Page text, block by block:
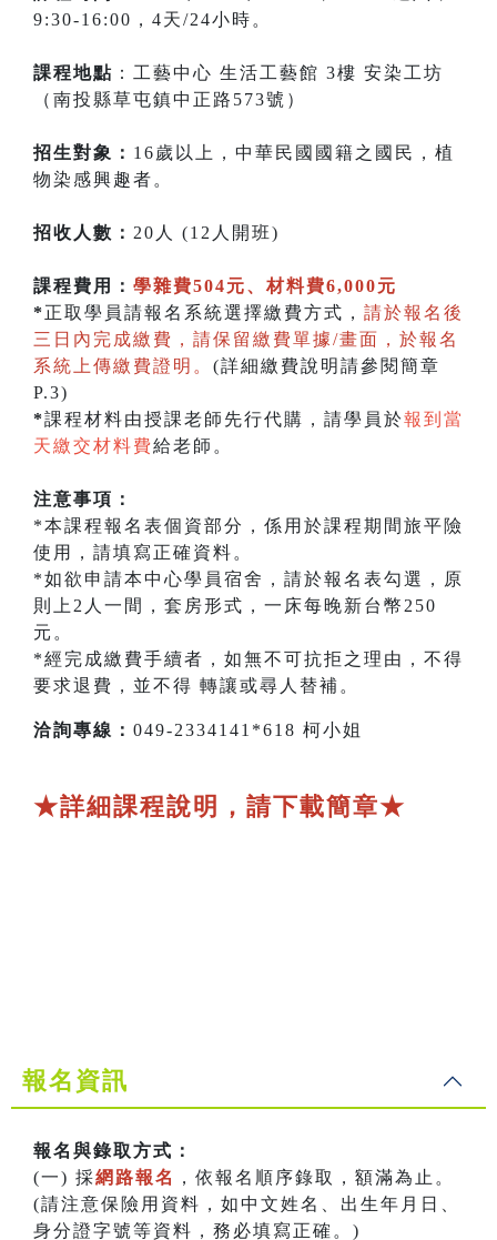
9:30-16:00，4天/24小時。
課程地點 ：工藝中心 生活工藝館 3樓 安染工坊
（南投縣草屯鎮中正路573號）
招生對象： 16歲以上，中華民國國籍之國民，植
物染感興趣者。
招收人數： 20人 (12人開班)
課程費用： 學雜費504元、材料費6,000元
* 正取學員請報名系統選擇繳費方式， 請於報名後
三日內完成繳費，請保留繳費單據/畫面，於報名
系統上傳繳費證明。 (詳細繳費說明請參閱簡章
P.3)
*課程材料由授課老師先行代購，請學員於報到當
天繳交材料費給老師。
注意事項：
*本課程報名表個資部分，係用於課程期間旅平險
使用，請填寫正確資料。
*如欲申請本中心學員宿舍，請於報名表勾選，原
則上2人一間，套房形式，一床每晚新台幣250
元。
*經完成繳費手續者，如無不可抗拒之理由，不得
要求退費，並不得 轉讓或尋人替補。
洽詢專線： 049-2334141*618 柯小姐
★詳細課程說明，請下載簡章★
報名資訊
報名與錄取方式：
(一) 採網路報名
，依報名順序錄取，額滿為止。
(請注意保險用資料，如中文姓名、出生年月日、
身分證字號等資料，務必填寫正確。)